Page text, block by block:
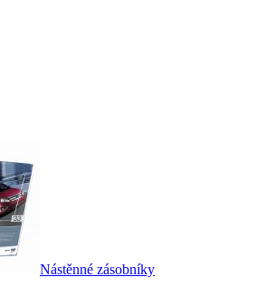
Nástěnné zásobníky